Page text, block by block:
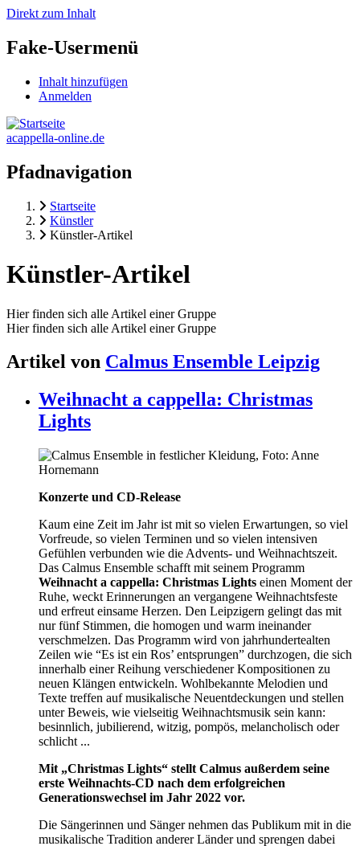
Direkt zum Inhalt
Fake-Usermenü
Inhalt hinzufügen
Anmelden
acappella-online.de
Pfadnavigation
Startseite
Künstler
Künstler-Artikel
Künstler-Artikel
Hier finden sich alle Artikel einer Gruppe
Hier finden sich alle Artikel einer Gruppe
Artikel von Calmus Ensemble Leipzig
Weihnacht a cappella: Christmas
Lights
Konzerte und CD-Release
Kaum eine Zeit im Jahr ist mit so vielen Erwartungen, so viel
Vorfreude, so vielen Terminen und so vielen intensiven
Gefühlen verbunden wie die Advents- und Weihnachtszeit.
Das Calmus Ensemble schafft mit seinem Programm
Weihnacht a cappella: Christmas Lights einen Moment der
Ruhe, weckt Erinnerungen an vergangene Weihnachtsfeste
und erfreut einsame Herzen. Den Leipzigern gelingt das mit
nur fünf Stimmen, die homogen und warm ineinander
verschmelzen. Das Programm wird von jahrhundertealten
Zeilen wie “Es ist ein Ros’ entsprungen” durchzogen, die sich
innerhalb einer Reihung verschiedener Kompositionen zu
neuen Klängen entwickeln. Wohlbekannte Melodien und
Texte treffen auf musikalische Neuentdeckungen und stellen
unter Beweis, wie vielseitig Weihnachtsmusik sein kann:
besinnlich, jubilierend, witzig, pompös, melancholisch oder
schlicht ...
Mit „Christmas Lights“ stellt Calmus außerdem seine
erste Weihnachts-CD nach dem erfolgreichen
Generationswechsel im Jahr 2022 vor.
Die Sängerinnen und Sänger nehmen das Publikum mit in die
musikalische Tradition anderer Länder und sprengen dabei